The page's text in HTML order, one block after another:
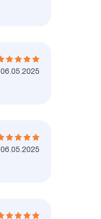
06.05.2025
06.05.2025